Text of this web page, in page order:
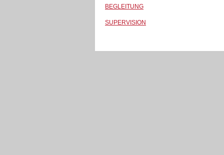
BEGLEITUNG
SUPERVISION